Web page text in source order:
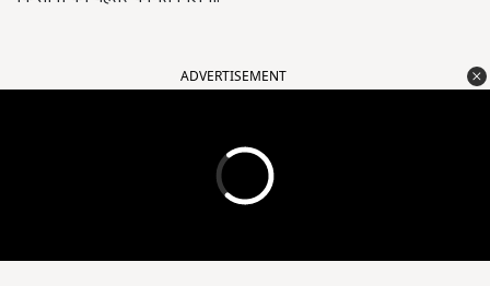
ADVERTISEMENT